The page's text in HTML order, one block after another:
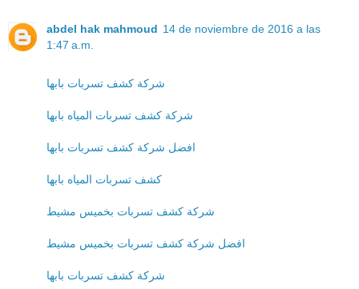
abdel hak mahmoud 14 de noviembre de 2016 a las
1:47 a.m.
شركة كشف تسربات بابها
شركة كشف تسربات المياه بابها
افضل شركة كشف تسربات بابها
كشف تسربات المياه بابها
شركة كشف تسربات بخميس مشيط
افضل شركة كشف تسربات بخميس مشيط
شركة كشف تسربات بابها